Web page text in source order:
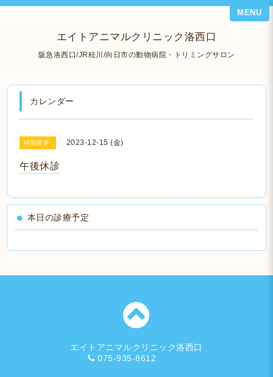
エイトアニマルクリニック洛西口
阪急洛西口/JR桂川/向日市の動物病院・トリミングサロン
MENU
カレンダー
時間変更 2023-12-15 (金)
午後休診
本日の診療予定
エイトアニマルクリニック洛西口
075-935-8612